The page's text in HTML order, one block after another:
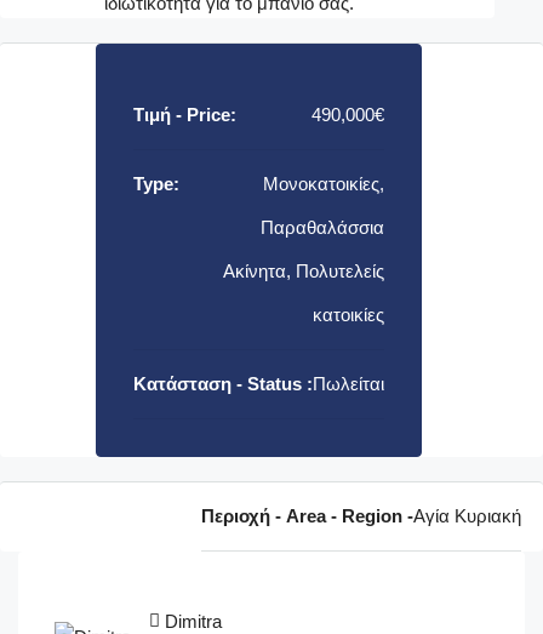
Τιμή - Price: 490,000€
Type: Μονοκατοικίες,
Παραθαλάσσια
Ακίνητα, Πολυτελείς
κατοικίες
Κατάσταση - Status :Πωλείται
Περιοχή - Area - Region -Αγία Κυριακή
Dimitra